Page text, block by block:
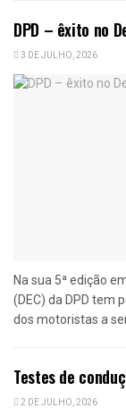
DPD – êxito no
3 DE JULHO, 2026
Na sua 5ª edição
(DEC) da DPD tem
dos motoristas a
Testes de
2 DE JULHO, 2026